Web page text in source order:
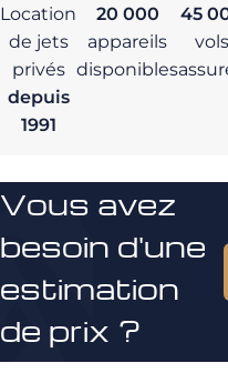
Location
de jets
privés
depuis
1991
20 000
appareils
disponibles
45
vols
Vous avez
besoin d'une
estimation
de prix ?